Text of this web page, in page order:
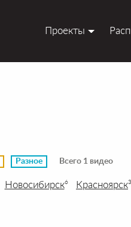
Проекты
Разное Всего 1 видео
Новосибирск6 Красноярск3